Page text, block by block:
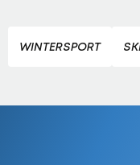
WINTERSPORT